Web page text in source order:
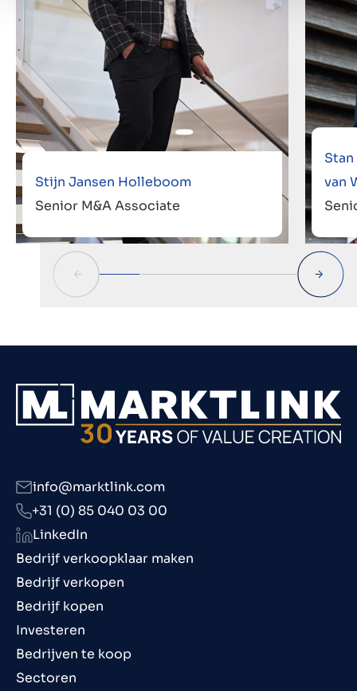
Stijn Jansen Holleboom
Senior M&A Associate
van
Bedrijf verkoopklaar maken
Bedrijf verkopen
Bedrijf kopen
Investeren
Bedrijven te koop
Sectoren
info@marktlink.com
+31 (0) 85 040 03 00
LinkedIn